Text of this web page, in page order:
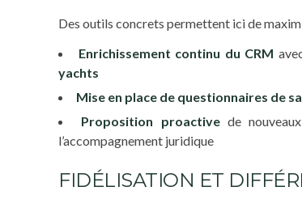
Des outils concrets permettent ici de
Enrichissement continu du CRM
yachts
Mise en place de questionnaires de
Proposition proactivede
l’accompagnement juridique
FIDÉLISATION ET